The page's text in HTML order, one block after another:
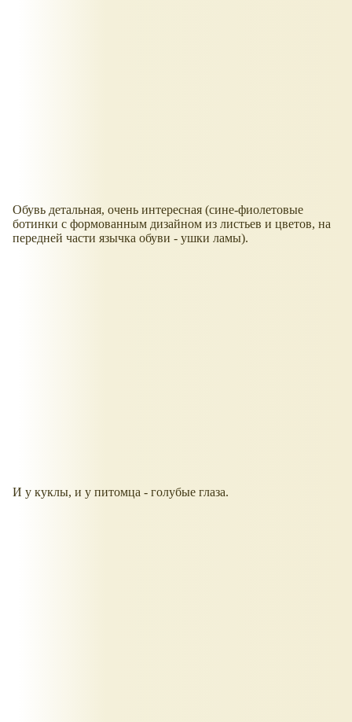
Обувь детальная, очень интересная (сине-фиолетовые
ботинки с формованным дизайном из листьев и цветов, на
передней части язычка обуви - ушки ламы).
И у куклы, и у питомца - голубые глаза.